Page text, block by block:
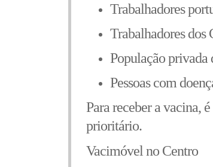
Trabalhadores
Trabalhadores dos
População privada
Pessoas com
Para receber a vacina,
prioritário.
Vacimóvel no Centro